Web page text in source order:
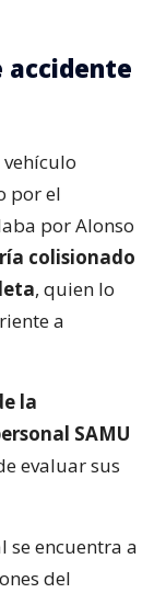
accidente
por el
por Alonso
colisionado
, quien lo
a
la
SAMU
evaluar sus
se encuentra a
del